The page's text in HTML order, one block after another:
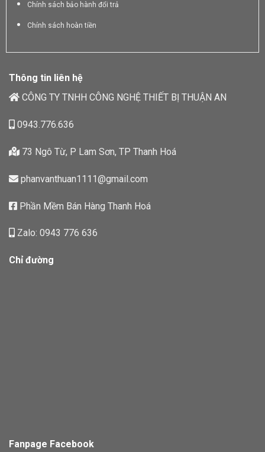
Chính sách bảo hành đổi trả
Chính sách hoàn tiền
Thông tin liên hệ
CÔNG TY TNHH CÔNG NGHỆ THIẾT BỊ THUẬN AN
0943.776.636
73 Ngô Từ, P Lam Sơn, TP Thanh Hoá
phanvanthuan1111@gmail.com
Phần Mềm Bán Hàng Thanh Hoá
Zalo: 0943 776 636
Chỉ đường
Fanpage Facebook